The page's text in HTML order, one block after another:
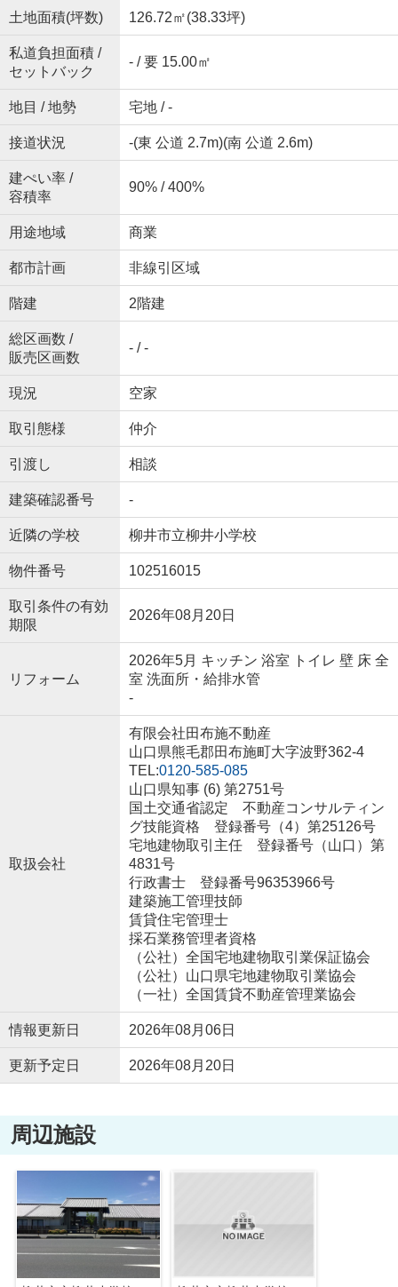
土地面積(坪数) 126.72㎡(38.33坪)
私道負担面積 /
セットバック
- / 要 15.00㎡
地目 / 地勢 宅地 / -
接道状況 -(東 公道 2.7m)(南 公道 2.6m)
建ぺい率 /
容積率
90% / 400%
用途地域 商業
都市計画 非線引区域
階建 2階建
総区画数 /
販売区画数
- / -
現況 空家
取引態様 仲介
引渡し 相談
建築確認番号 -
近隣の学校 柳井市立柳井小学校
物件番号 102516015
取引条件の有効
期限
2026年08月20日
リフォーム
2026年5月 キッチン 浴室 トイレ 壁 床 全
室 洗面所・給排水管
-
取扱会社
有限会社田布施不動産
山口県熊毛郡田布施町大字波野362-4
TEL:0120-585-085
山口県知事 (6) 第2751号
国土交通省認定 不動産コンサルティン
グ技能資格 登録番号（4）第25126号
宅地建物取引主任 登録番号（山口）第
4831号
行政書士 登録番号96353966号
建築施工管理技師
賃貸住宅管理士
採石業務管理者資格
（公社）全国宅地建物取引業保証協会
（公社）山口県宅地建物取引業協会
（一社）全国賃貸不動産管理業協会
情報更新日 2026年08月06日
更新予定日 2026年08月20日
周辺施設